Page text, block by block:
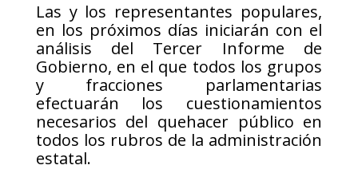
Las y los representantes populares,
en los próximos días iniciarán con el
análisis del Tercer Informe de
Gobierno, en el que todos los grupos
y fracciones parlamentarias
efectuarán los cuestionamientos
necesarios del quehacer público en
todos los rubros de la administración
estatal.